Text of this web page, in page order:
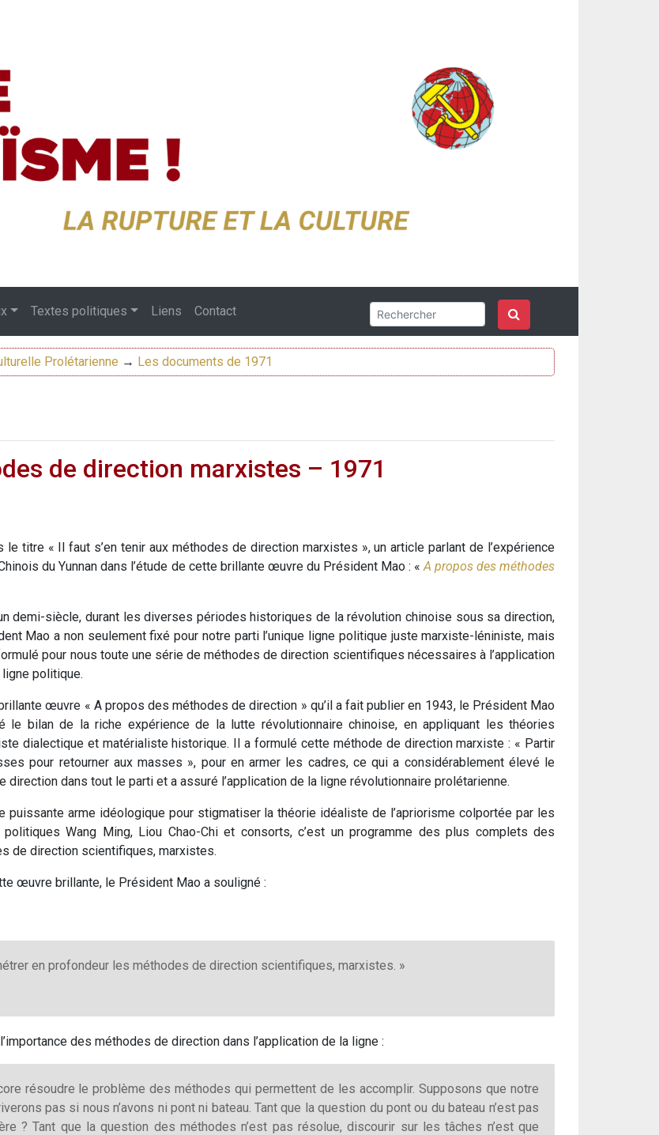
Textes politiques Liens Contact
Prolétarienne → Les documents de 1971
de direction marxistes – 1971
titre « Il faut s’en tenir aux méthodes de direction marxistes », un article parlant de l’expérience
du Yunnan dans l’étude de cette brillante œuvre du Président Mao : «A propos des méthodes
demi-siècle, durant les diverses périodes historiques de la révolution chinoise sous sa direction,
Mao a non seulement fixé pour notre parti l’unique ligne politique juste marxiste-léniniste, mais
pour nous toute une série de méthodes de direction scientifiques nécessaires à l’application
politique.
œuvre « A propos des méthodes de direction » qu’il a fait publier en 1943, le Président Mao
le bilan de la riche expérience de la lutte révolutionnaire chinoise, en appliquant les théories
dialectique et matérialiste historique. Il a formulé cette méthode de direction marxiste : « Partir
pour retourner aux masses », pour en armer les cadres, ce qui a considérablement élevé le
direction dans tout le parti et a assuré l’application de la ligne révolutionnaire prolétarienne.
puissante arme idéologique pour stigmatiser la théorie idéaliste de l’apriorisme colportée par les
Wang Ming, Liou Chao-Chi et consorts, c’est un programme des plus complets des
de direction scientifiques, marxistes.
œuvre brillante, le Président Mao a souligné :
en profondeur les méthodes de direction scientifiques, marxistes. »
des méthodes de direction dans l’application de la ligne :
résoudre le problème des méthodes qui permettent de les accomplir. Supposons que notre
pas si nous n’avons ni pont ni bateau. Tant que la question du pont ou du bateau n’est pas
? Tant que la question des méthodes n’est pas résolue, discourir sur les tâches n’est que